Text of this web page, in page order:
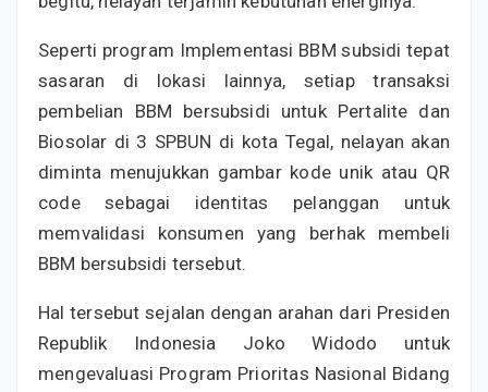
Seperti program Implementasi BBM subsidi tepat
sasaran di lokasi lainnya, setiap transaksi
pembelian BBM bersubsidi untuk Pertalite dan
Biosolar di 3 SPBUN di kota Tegal, nelayan akan
diminta menujukkan gambar kode unik atau QR
code sebagai identitas pelanggan untuk
memvalidasi konsumen yang berhak membeli
BBM bersubsidi tersebut.
Hal tersebut sejalan dengan arahan dari Presiden
Republik Indonesia Joko Widodo untuk
mengevaluasi Program Prioritas Nasional Bidang